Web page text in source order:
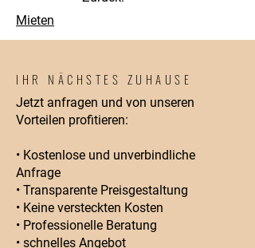
Mieten
IHR NÄCHSTES ZUHAUSE
Jetzt anfragen und von unseren
Vorteilen profitieren:
• Kostenlose und unverbindliche
Anfrage
• Transparente Preisgestaltung
• Keine versteckten Kosten
• Professionelle Beratung
• schnelles Angebot